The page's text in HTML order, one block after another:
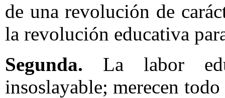
de una revolución de
la revolución educativa
Segunda. La labor
insoslayable; merecen